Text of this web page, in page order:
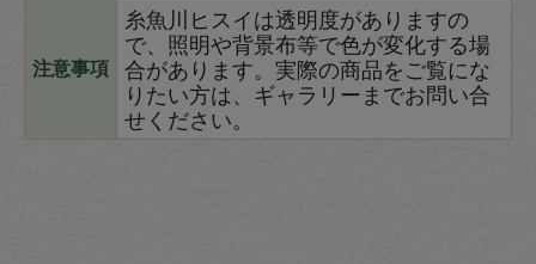
注意事項
糸魚川ヒスイは透明度がありますの
で、照明や背景布等で色が変化する場
合があります。実際の商品をご覧にな
りたい方は、ギャラリーまでお問い合
せください。